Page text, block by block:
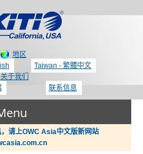
地区
Taiwan - 繁體中文
关于我们
联系信息
请上OWC Asia中文版新网站